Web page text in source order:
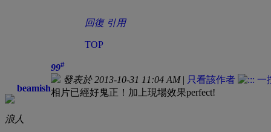
回復 引用
TOP
beamish
浪人
99#
發表於 2013-10-31 11:04 AM| 只看該作者
相片已經好鬼正！加上現場效果perfect!